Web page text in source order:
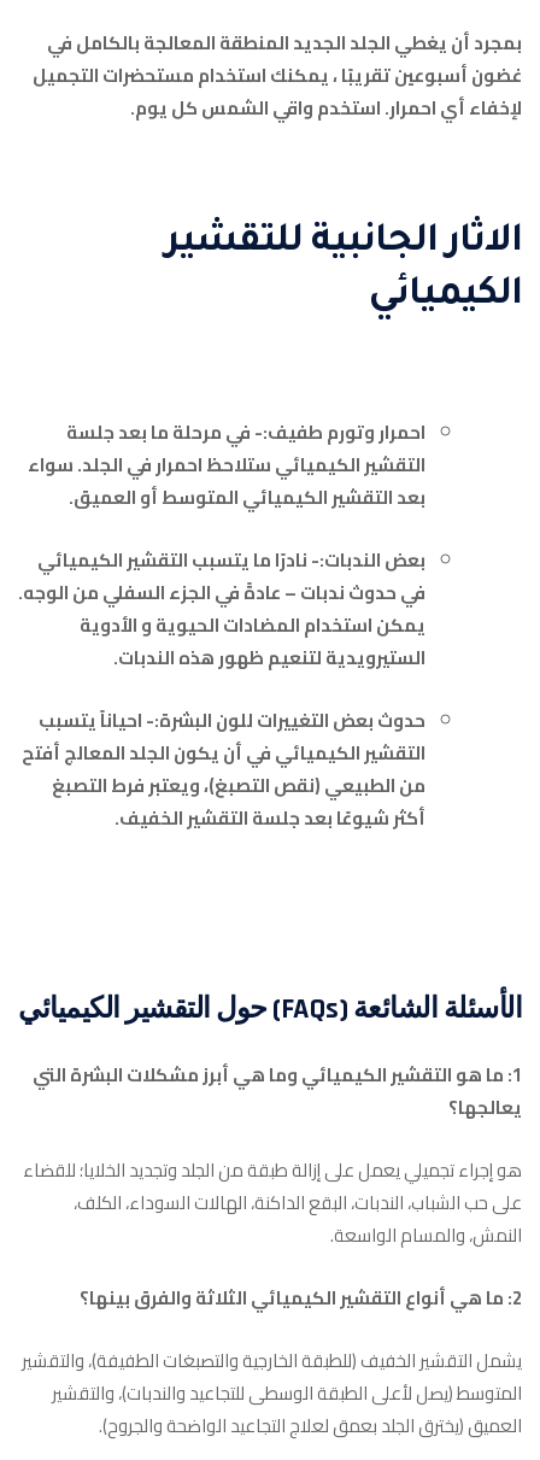
بمجرد أن يغطي الجلد الجديد المنطقة المعالجة بالكامل في
غضون أسبوعين تقريبًا ، يمكنك استخدام مستحضرات التجميل
لإخفاء أي احمرار. استخدم واقي الشمس كل يوم.
الاثار الجانبية للتقشير
الكيميائي
احمرار وتورم طفيف:- في مرحلة ما بعد جلسة
التقشير الكيميائي ستلاحظ احمرار في الجلد. سواء
بعد التقشير الكيميائي المتوسط أو العميق.
بعض الندبات:- نادرًا ما يتسبب التقشير الكيميائي
في حدوث ندبات – عادةً في الجزء السفلي من الوجه.
يمكن استخدام المضادات الحيوية و الأدوية
الستيرويدية لتنعيم ظهور هذه الندبات.
حدوث بعض التغييرات للون البشرة:- احياناً يتسبب
التقشير الكيميائي في أن يكون الجلد المعالج أفتح
من الطبيعي (نقص التصبغ)، ويعتبر فرط التصبغ
أكثر شيوعًا بعد جلسة التقشير الخفيف.
الأسئلة الشائعة (FAQs) حول التقشير الكيميائي
1: ما هو التقشير الكيميائي وما هي أبرز مشكلات البشرة التي
يعالجها؟
هو إجراء تجميلي يعمل على إزالة طبقة من الجلد وتجديد الخلايا؛ للقضاء
على حب الشباب، الندبات، البقع الداكنة، الهالات السوداء، الكلف،
النمش، والمسام الواسعة.
2: ما هي أنواع التقشير الكيميائي الثلاثة والفرق بينها؟
يشمل التقشير الخفيف (للطبقة الخارجية والتصبغات الطفيفة)، والتقشير
المتوسط (يصل لأعلى الطبقة الوسطى للتجاعيد والندبات)، والتقشير
العميق (يخترق الجلد بعمق لعلاج التجاعيد الواضحة والجروح).